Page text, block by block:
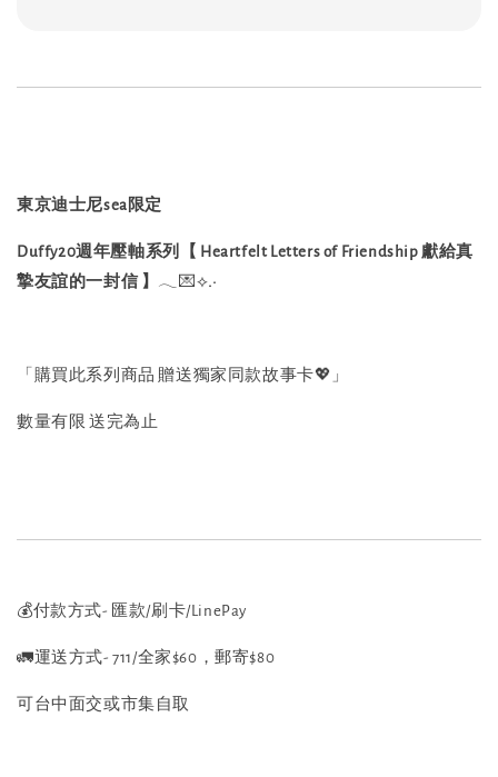
東京迪士尼sea限定
Duffy20週年壓軸系列【 Heartfelt Letters of Friendship 獻給真
摯友誼的一封信 】 𓂃💌⟡.·⁡
「購買此系列商品 贈送獨家同款故事卡💖」
數量有限 送完為止
💰付款方式- 匯款/刷卡/LinePay
🚛運送方式- 711/全家$60，郵寄$80
可台中面交或市集自取